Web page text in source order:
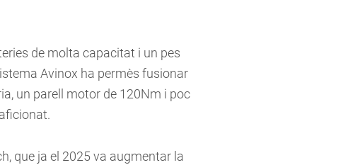
de molta capacitat i un pes
Avinox ha permès fusionar
un parell motor de 120Nm i poc
que ja el 2025 va augmentar la